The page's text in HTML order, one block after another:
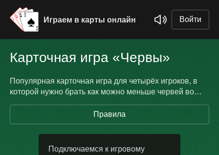
Играем в карты онлайн Войти
Карточная игра «Червы»
Популярная карточная игра для четырёх игроков, в
которой нужно брать как можно меньше червей во
Правила
Подключаемся к игровому